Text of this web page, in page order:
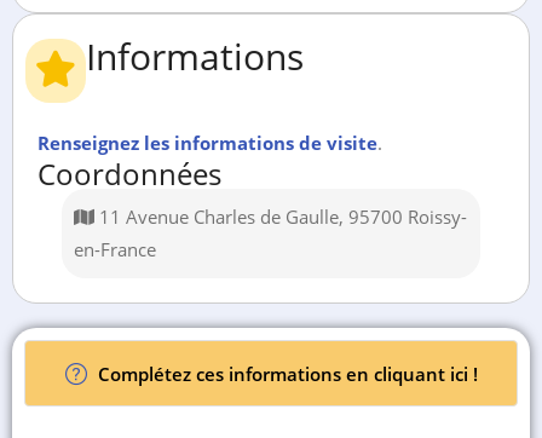
Informations
Renseignez les informations de visite.
Coordonnées
11 Avenue Charles de Gaulle, 95700 Roissy-
en-France
Complétez ces informations en cliquant ici !